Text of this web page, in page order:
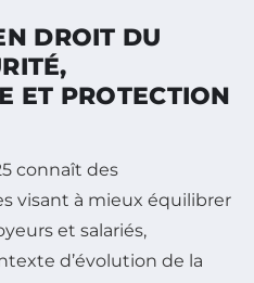
DROIT DU
ET PROTECTION
connaît des
visant à mieux équilibrer
et salariés,
d’évolution de la